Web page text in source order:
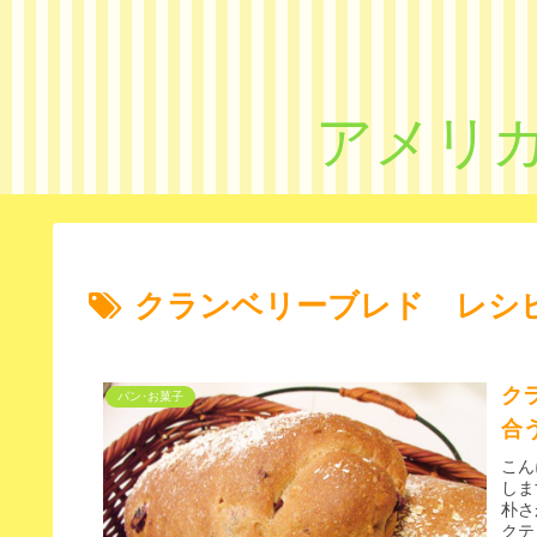
アメリ
クランベリーブレド レシ
パン･お菓子
ク
合
こ
し
朴
ク